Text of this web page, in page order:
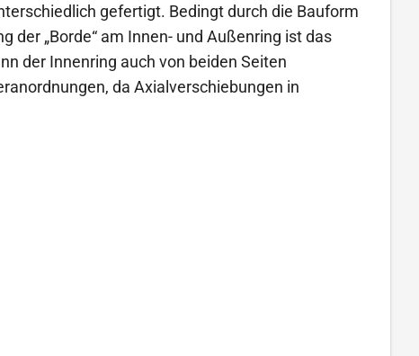
gefertigt. Bedingt durch die Bauform
„Borde“ am Innen- und Außenring ist das
der Innenring auch von beiden Seiten
da Axialverschiebungen in